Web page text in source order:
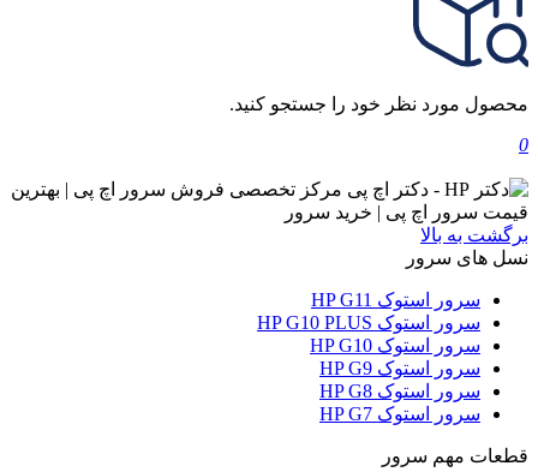
محصول مورد نظر خود را جستجو کنید.
0
برگشت به بالا
نسل های سرور
سرور استوک HP G11
سرور استوک HP G10 PLUS
سرور استوک HP G10
سرور استوک HP G9
سرور استوک HP G8
سرور استوک HP G7
قطعات مهم سرور